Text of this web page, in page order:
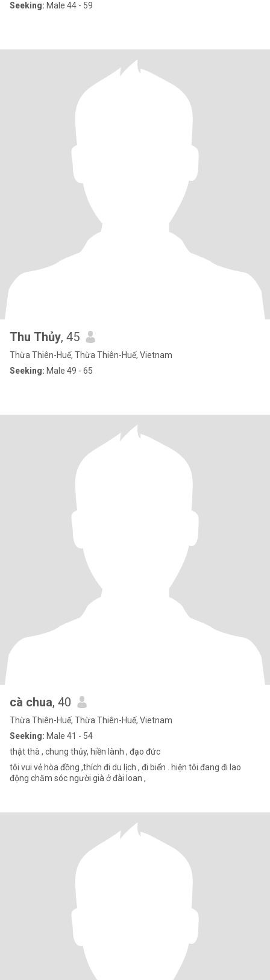
Seeking: Male 44 - 59
Thu Thủy, 45
Thừa Thiên-Huế, Thừa Thiên-Huế, Vietnam
Seeking: Male 49 - 65
cà chua, 40
Thừa Thiên-Huế, Thừa Thiên-Huế, Vietnam
Seeking: Male 41 - 54
thật thà , chung thủy, hiền lành , đạo đức
tôi vui vẻ hòa đồng ,thích đi du lịch , đi biển . hiện tôi đang đi lao
động chăm sóc người già ở đài loan ,